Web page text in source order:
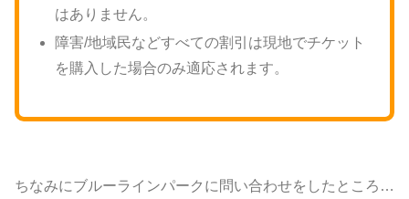
はありません。
障害/地域民などすべての割引は現地でチケット
を購入した場合のみ適応されます。
ちなみにブルーラインパークに問い合わせをしたところ…